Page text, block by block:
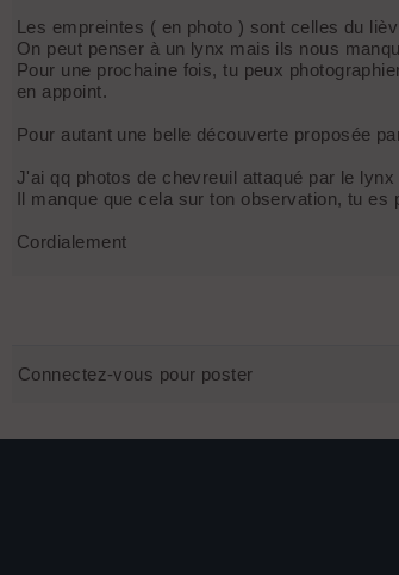
Les empreintes ( en photo ) sont celles du
On peut penser à un lynx mais ils nous
Pour une prochaine fois, tu peux
en appoint.
Pour autant une belle découverte proposée
J'ai qq photos de chevreuil attaqué par le
Il manque que cela sur ton observation, tu es
Cordialement
Connectez-vous pour poster